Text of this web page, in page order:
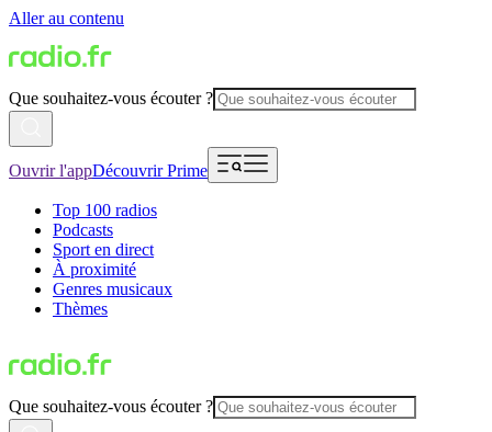
Aller au contenu
Que souhaitez-vous écouter ?
Ouvrir l'appDécouvrir Prime
Top 100 radios
Podcasts
Sport en direct
À proximité
Genres musicaux
Thèmes
Que souhaitez-vous écouter ?